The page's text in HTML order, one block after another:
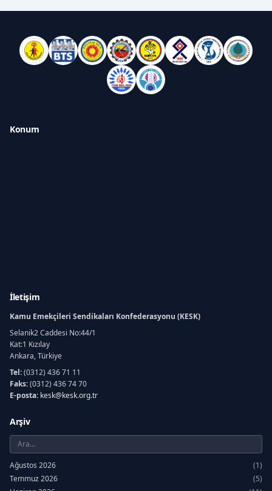
Konum
İletişim
Kamu Emekçileri Sendikaları Konfederasyonu (KESK)
Selanik2 Caddesi No:44/1
Kat:1 Kızılay
Ankara, Türkiye
Tel:(0312) 436 71 11
Faks:(0312) 436 74 70
E-posta: kesk@kesk.org.tr
Arşiv
Ağustos 2026
(1)
Temmuz 2026
(5)